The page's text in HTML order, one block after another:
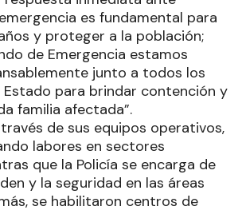
es fundamental para
y proteger a la población;
de Emergencia estamos
junto a todos los
para brindar contención y
familia afectada”.
través de sus equipos operativos,
labores en sectores
que la Policía se encarga de
y la seguridad en las áreas
se habilitaron centros de